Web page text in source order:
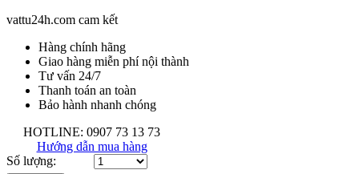
vattu24h.com cam kết
Hàng chính hãng
Giao hàng miễn phí nội thành
Tư vấn 24/7
Thanh toán an toàn
Bảo hành nhanh chóng
HOTLINE: 0907 73 13 73
Hướng dẫn mua hàng
Số lượng: